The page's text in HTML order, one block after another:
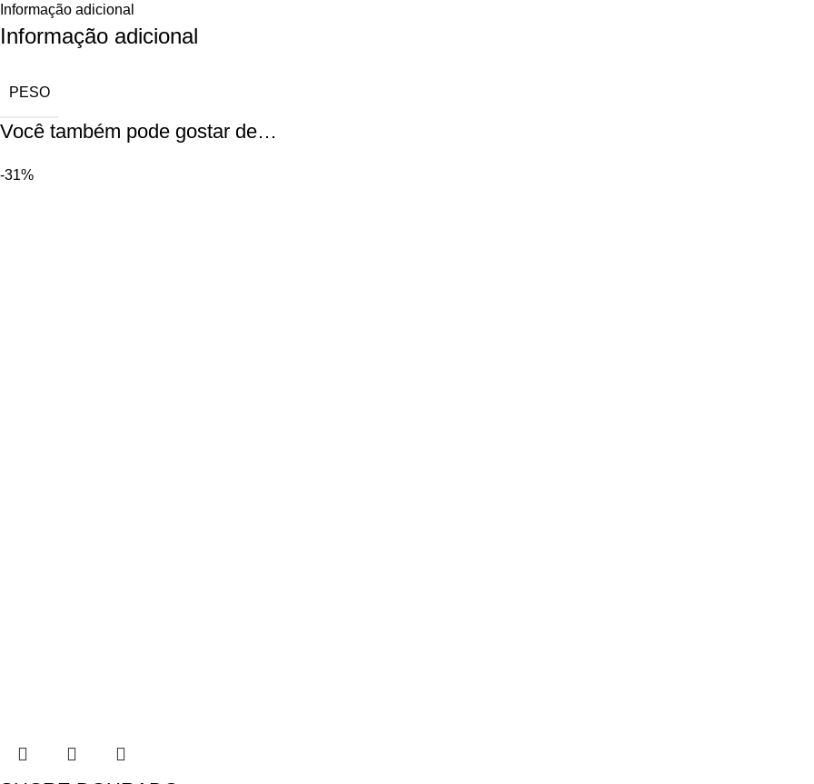
Informação adicional
Informação adicional
PESO
Você também pode gostar de…
-31%